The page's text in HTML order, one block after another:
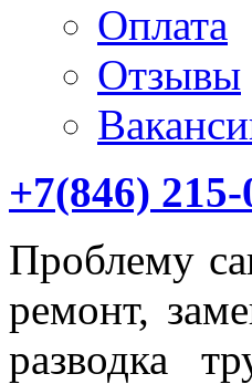
Оплата
Отзывы
+7(846)
Проблему
ремонт,
разводка